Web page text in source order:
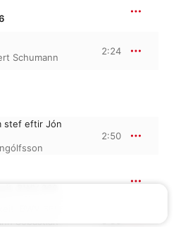
Schumann
2:24
stef eftir Jón
2:50
BWV 669
BWV 669
Sebastian 3:56